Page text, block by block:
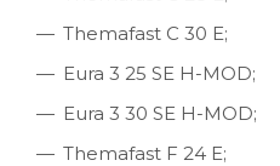
Themafast C 30 E;
Eura 3 25 SE H-MOD;
Eura 3 30 SE H-MOD;
Themafast F 24 E;